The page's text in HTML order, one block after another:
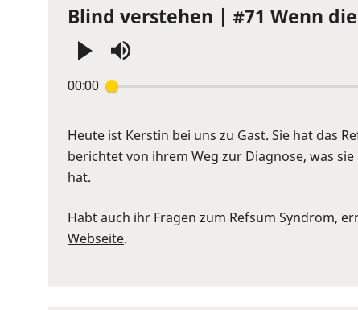
Blind verstehen | #71 Wenn
00:00
Enter
Space
to
slider.
Heute ist Kerstin bei uns zu Gast. Sie hat das
berichtet von ihrem Weg zur Diagnose, was
hat.
Habt auch ihr Fragen zum Refsum Syndrom,
Webseite.